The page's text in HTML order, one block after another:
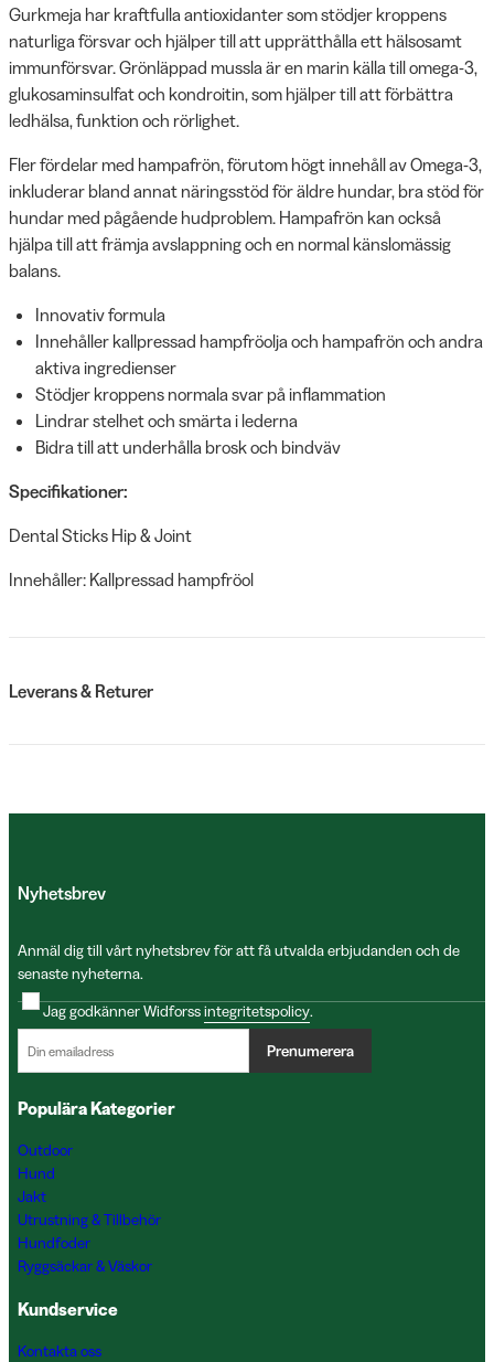
Gurkmeja har kraftfulla antioxidanter som stödjer kroppens
naturliga försvar och hjälper till att upprätthålla ett hälsosamt
immunförsvar. Grönläppad mussla är en marin källa till omega-3,
glukosaminsulfat och kondroitin, som hjälper till att förbättra
ledhälsa, funktion och rörlighet.
Fler fördelar med hampafrön, förutom högt innehåll av Omega-3,
inkluderar bland annat näringsstöd för äldre hundar, bra stöd för
hundar med pågående hudproblem. Hampafrön kan också
hjälpa till att främja avslappning och en normal känslomässig
balans.
Innovativ formula
Innehåller kallpressad hampfröolja och hampafrön och andra
aktiva ingredienser
Stödjer kroppens normala svar på inflammation
Lindrar stelhet och smärta i lederna
Bidra till att underhålla brosk och bindväv
Specifikationer:
Dental Sticks Hip & Joint
Innehåller: Kallpressad hampfröol
Leverans & Returer
Nyhetsbrev
Anmäl dig till vårt nyhetsbrev för att få utvalda erbjudanden och de
senaste nyheterna.
Jag godkänner Widforssintegritetspolicy.
Prenumerera
Populära Kategorier
Outdoor
Hund
Jakt
Utrustning & Tillbehör
Hundfoder
Ryggsäckar & Väskor
Kundservice
Kontakta oss